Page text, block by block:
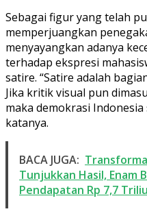
Sebagai figur yang telah
memperjuangkan
menyayangkan adanya
terhadap ekspresi
satire. “Satire adalah
Jika kritik visual pun
maka demokrasi
katanya.
BACA JUGA:
Tunjukkan Hasil, Enam
Pendapatan Rp 7,7